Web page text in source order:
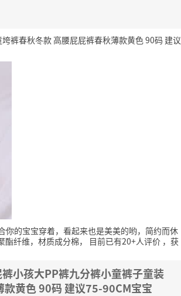
裤春秋冬款 高腰屁屁裤春秋薄款黄色 90码 建议
的宝宝穿着，看起来也是美美的哟，简约而休
纤维，材质成分棉， 目前已有20+人评价 ，获
小孩大PP裤九分裤小童裤子童装
款黄色 90码 建议75-90CM宝宝